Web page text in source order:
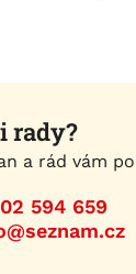
rady?
a rád vám
594 659